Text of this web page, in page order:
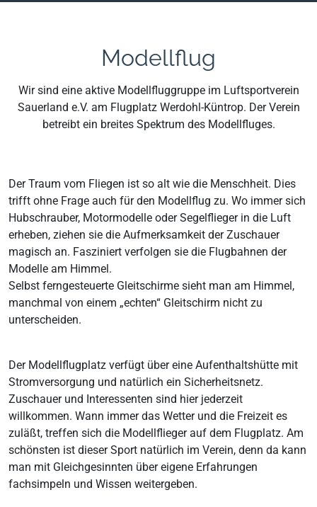
Modellflug
Wir sind eine aktive Modellfluggruppe im Luftsportverein
Sauerland e.V. am Flugplatz Werdohl-Küntrop. Der Verein
betreibt ein breites Spektrum des Modellfluges.
Der Traum vom Fliegen ist so alt wie die Menschheit. Dies
trifft ohne Frage auch für den Modellflug zu. Wo immer sich
Hubschrauber, Motormodelle oder Segelflieger in die Luft
erheben, ziehen sie die Aufmerksamkeit der Zuschauer
magisch an. Fasziniert verfolgen sie die Flugbahnen der
Modelle am Himmel.
Selbst ferngesteuerte Gleitschirme sieht man am Himmel,
manchmal von einem „echten“ Gleitschirm nicht zu
unterscheiden.
Der Modellflugplatz verfügt über eine Aufenthaltshütte mit
Stromversorgung und natürlich ein Sicherheitsnetz.
Zuschauer und Interessenten sind hier jederzeit
willkommen. Wann immer das Wetter und die Freizeit es
zuläßt, treffen sich die Modellflieger auf dem Flugplatz. Am
schönsten ist dieser Sport natürlich im Verein, denn da kann
man mit Gleichgesinnten über eigene Erfahrungen
fachsimpeln und Wissen weitergeben.